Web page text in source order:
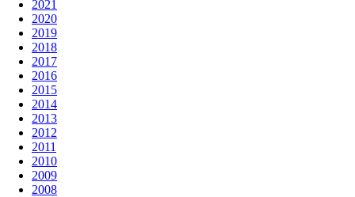
2021
2020
2019
2018
2017
2016
2015
2014
2013
2012
2011
2010
2009
2008